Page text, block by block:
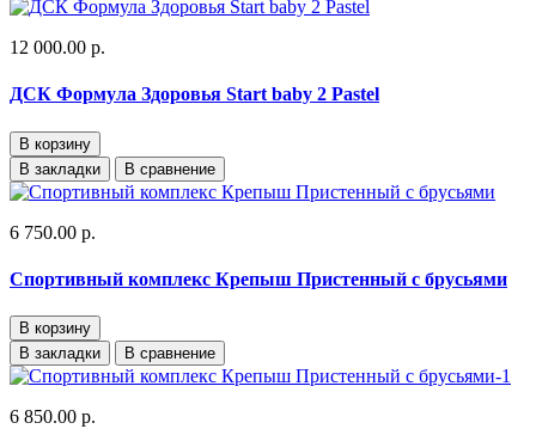
12 000.00 р.
ДСК Формула Здоровья Start baby 2 Pastel
В корзину
В закладки
В сравнение
6 750.00 р.
Спортивный комплекс Крепыш Пристенный с брусьями
В корзину
В закладки
В сравнение
6 850.00 р.